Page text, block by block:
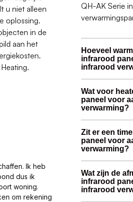
u niet alleen
oplossing.
in de
aan het
Ik heb
dus ik
woning.
om rekening
QH-AK Serie
Hoeveel
infrarood
infrarood
Wat voor
paneel voor
verwarming?
Zit er een
paneel voor
verwarming?
Wat zijn de
infrarood
infrarood